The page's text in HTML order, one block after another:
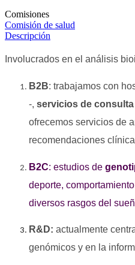
Comisiones
Comisión de salud
Descripción
Involucrados en el análisis
B2B: trabajamos con
-, servicios de
ofrecemos servicios de
recomendaciones
B2C: estudios de
deporte,
diversos rasgos del
R&D: actualmente
genómicos y en la